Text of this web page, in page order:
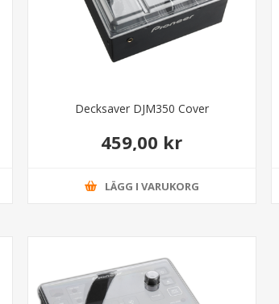
Decksaver DJM350 Cover
459,00 kr
LÄGG I VARUKORG